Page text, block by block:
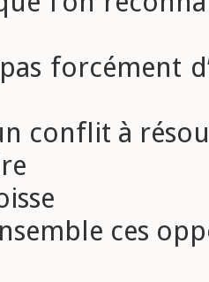
forcément
conflit à
ces